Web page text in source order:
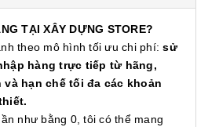
TẠI XÂY DỰNG STORE?
theo mô hình tối ưu chi phí:sử
hàng trực tiếp từ hãng,
hạn chế tối đa các khoản
như bằng 0, tôi có thể mang